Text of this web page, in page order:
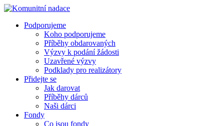
Podporujeme
Koho podporujeme
Příběhy obdarovaných
Výzvy k podání žádosti
Uzavřené výzvy
Podklady pro realizátory
Přidejte se
Jak darovat
Příběhy dárců
Naši dárci
Fondy
Co jsou fondy